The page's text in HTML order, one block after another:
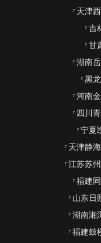
天津
吉
甘
湖南
黑
河南
四川
宁夏
天津静
江苏苏
福建
山东日
湖南湘
福建鼓